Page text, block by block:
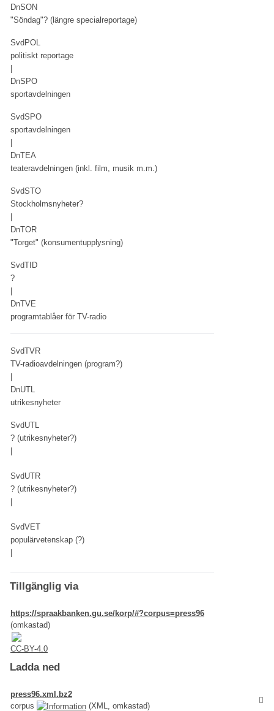
DnSON
"Söndag"? (längre specialreportage)
SvdPOL
politiskt reportage
DnSPO
sportavdelningen
SvdSPO
sportavdelningen
DnTEA
teateravdelningen (inkl. film, musik m.m.)
SvdSTO
Stockholmsnyheter?
DnTOR
"Torget" (konsumentupplysning)
SvdTID
?
DnTVE
programtablåer för TV-radio
SvdTVR
TV-radioavdelningen (program?)
DnUTL
utrikesnyheter
SvdUTL
? (utrikesnyheter?)
SvdUTR
? (utrikesnyheter?)
SvdVET
populärvetenskap (?)
Tillgänglig via
https://spraakbanken.gu.se/korp/#?corpus=press96
(omkastad)
CC-BY-4.0
Ladda ned
press96.xml.bz2
corpus
(XML, omkastad)